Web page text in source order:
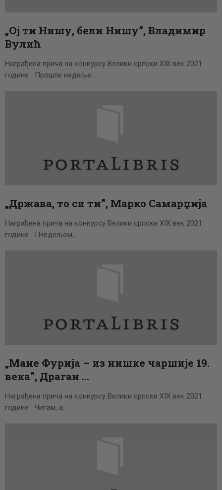
„Ој ти Нишу, бели Нишу”, Владимир
Вулић
Награђена прича на конкурсу Велики српски XIX век 2021.
године Прошле недеље…
„Држава, то си ти”, Марко Самарџија
Награђена прича на конкурсу Велики српски XIX век 2021.
године I Недељом,…
„Мане Фурија – из нишке чаршије 19.
века”, Драган …
Награђена прича на конкурсу Велики српски XIX век 2021.
године Читам, а…